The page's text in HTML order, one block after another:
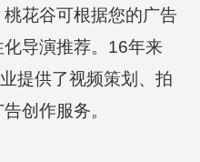
花谷可根据您的广告
导演推荐。16年来
提供了视频策划、拍
创作服务。